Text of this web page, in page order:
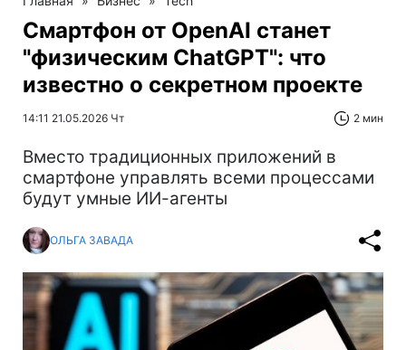
Смартфон от OpenAI станет
"физическим ChatGPT": что
известно о секретном проекте
14:11 21.05.2026 Чт 2 мин
Вместо традиционных приложений в
смартфоне управлять всеми процессами
будут умные ИИ-агенты
ОЛЬГА ЗАВАДА